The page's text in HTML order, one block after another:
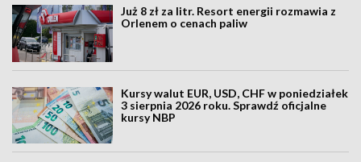
Już 8 zł za litr. Resort energii rozmawia z
Orlenem o cenach paliw
Kursy walut EUR, USD, CHF w poniedziałek
3 sierpnia 2026 roku. Sprawdź oficjalne
kursy NBP